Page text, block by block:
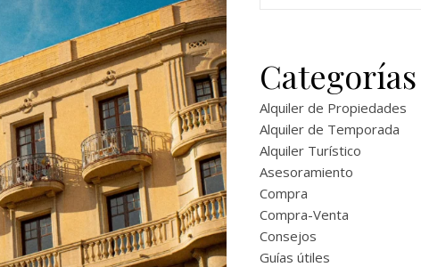
Categorías
Alquiler de Propiedades
Alquiler de Temporada
Alquiler Turístico
Asesoramiento
Compra
Compra-Venta
Consejos
Guías útiles